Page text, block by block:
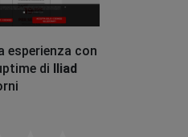
esperienza con
di
Iliad